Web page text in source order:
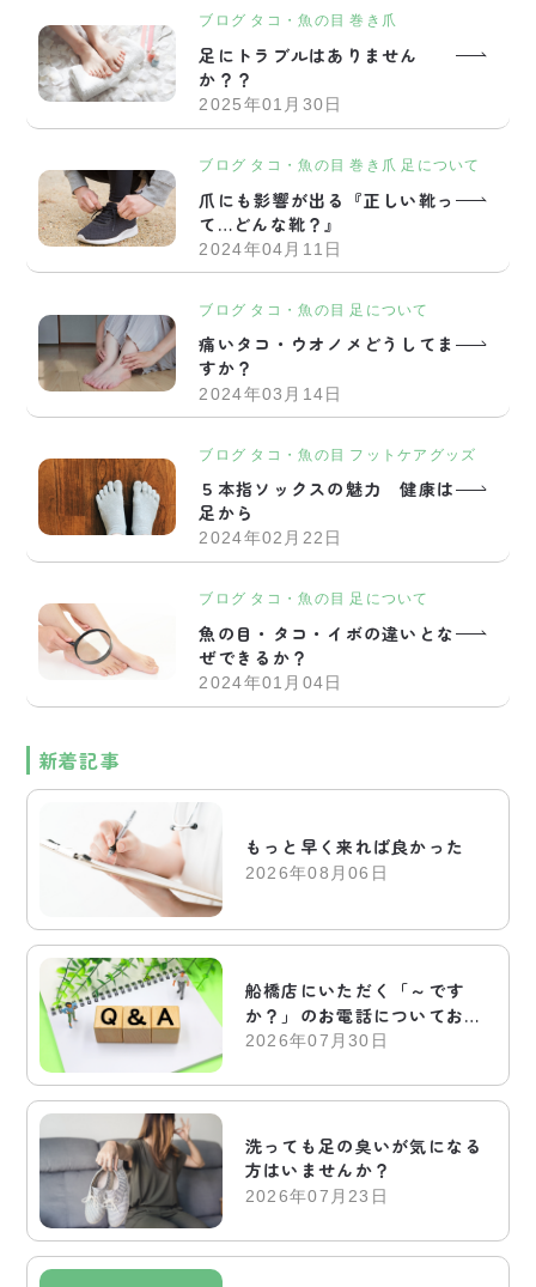
ブログ タコ・魚の目 巻き爪
足にトラブルはありません
か？？
2025年01月30日
ブログ タコ・魚の目 巻き爪 足について
爪にも影響が出る『正しい靴っ
て…どんな靴？』
2024年04月11日
ブログ タコ・魚の目 足について
痛いタコ・ウオノメどうしてま
すか？
2024年03月14日
ブログ タコ・魚の目 フットケアグッズ
５本指ソックスの魅力 健康は
足から
2024年02月22日
ブログ タコ・魚の目 足について
魚の目・タコ・イボの違いとな
ぜできるか？
2024年01月04日
新着記事
もっと早く来れば良かった
2026年08月06日
船橋店にいただく「～です
か？」のお電話についてお答
えします
2026年07月30日
洗っても足の臭いが気になる
方はいませんか？
2026年07月23日